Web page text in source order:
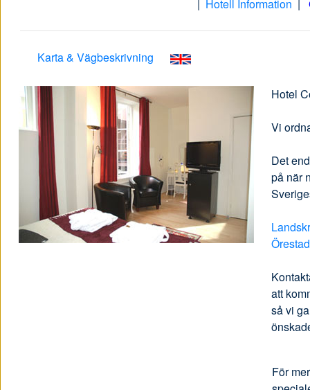
| Hotell Information |
Karta & Vägbeskrivning
Hotel
Vi
Det
på när
att
så vi
För